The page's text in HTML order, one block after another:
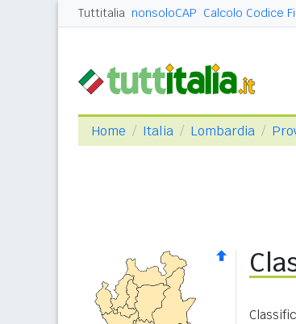
Tuttitalia nonsoloCAP Calcolo Codice
Home Italia Lombardia